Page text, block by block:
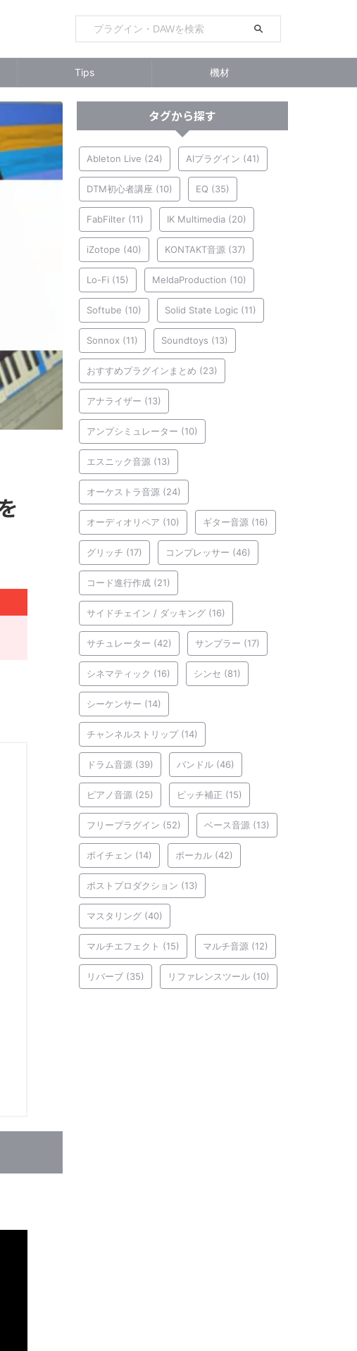
Tips 機材
タグから探す
Ableton Live (24) AIプラグイン (41)
DTM初心者講座 (10) EQ (35)
FabFilter (11) IK Multimedia (20)
iZotope (40) KONTAKT音源 (37)
Lo-Fi (15) MeldaProduction (10)
Softube (10) Solid State Logic (11)
Sonnox (11) Soundtoys (13)
おすすめプラグインまとめ (23)
アナライザー (13)
アンプシミュレーター (10)
エスニック音源 (13)
オーケストラ音源 (24)
オーディオリペア (10) ギター音源 (16)
グリッチ (17) コンプレッサー (46)
コード進行作成 (21)
サイドチェイン / ダッキング (16)
サチュレーター (42) サンプラー (17)
シネマティック (16) シンセ (81)
シーケンサー (14)
チャンネルストリップ(14)
ドラム音源 (39) バンドル (46)
ピアノ音源 (25) ピッチ補正 (15)
フリープラグイン (52) ベース音源 (13)
ボイチェン (14) ボーカル (42)
ポストプロダクション (13)
マスタリング (40)
マルチエフェクト (15) マルチ音源 (12)
リバーブ (35) リファレンスツール (10)